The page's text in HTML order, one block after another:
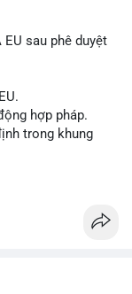
sau phê duyệt
hợp pháp.
trong khung